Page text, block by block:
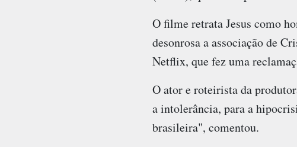
O filme retrata Jesus como
desonrosa a associação de
Netflix, que fez uma
O ator e roteirista da
a intolerância, para a
brasileira", comentou.